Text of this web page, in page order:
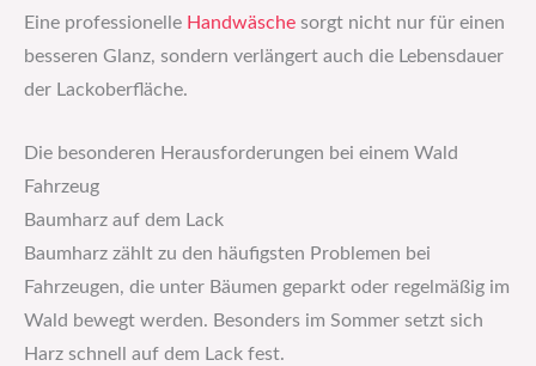
Eine professionelle Handwäsche sorgt nicht nur für einen
besseren Glanz, sondern verlängert auch die Lebensdauer
der Lackoberfläche.
Die besonderen Herausforderungen bei einem Wald
Fahrzeug
Baumharz auf dem Lack
Baumharz zählt zu den häufigsten Problemen bei
Fahrzeugen, die unter Bäumen geparkt oder regelmäßig im
Wald bewegt werden. Besonders im Sommer setzt sich
Harz schnell auf dem Lack fest.